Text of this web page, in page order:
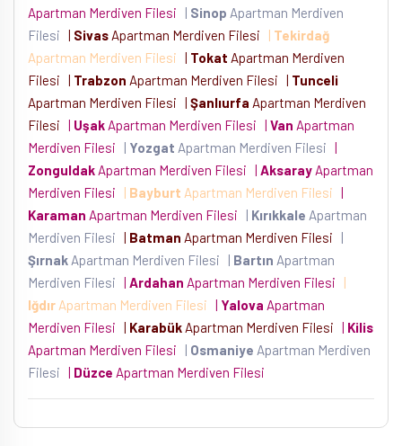
Apartman Merdiven Filesi
| Sinop Apartman Merdiven
Filesi | Sivas Apartman Merdiven Filesi | Tekirdağ
Apartman Merdiven Filesi | Tokat Apartman Merdiven
Filesi | Trabzon Apartman Merdiven Filesi | Tunceli
Apartman Merdiven Filesi | Şanlıurfa Apartman Merdiven
Filesi | Uşak Apartman Merdiven Filesi | Van Apartman
Merdiven Filesi
| Yozgat Apartman Merdiven Filesi |
Zonguldak Apartman Merdiven Filesi | Aksaray Apartman
Merdiven Filesi
| Bayburt Apartman Merdiven Filesi |
Karaman Apartman Merdiven Filesi | Kırıkkale Apartman
Merdiven Filesi | Batman Apartman Merdiven Filesi
|
Şırnak Apartman Merdiven Filesi | Bartın Apartman
Merdiven Filesi | Ardahan Apartman Merdiven Filesi
|
Iğdır Apartman Merdiven Filesi | Yalova Apartman
Merdiven Filesi | Karabük Apartman Merdiven Filesi | Kilis
Apartman Merdiven Filesi
| Osmaniye Apartman Merdiven
Filesi | Düzce Apartman Merdiven Filesi